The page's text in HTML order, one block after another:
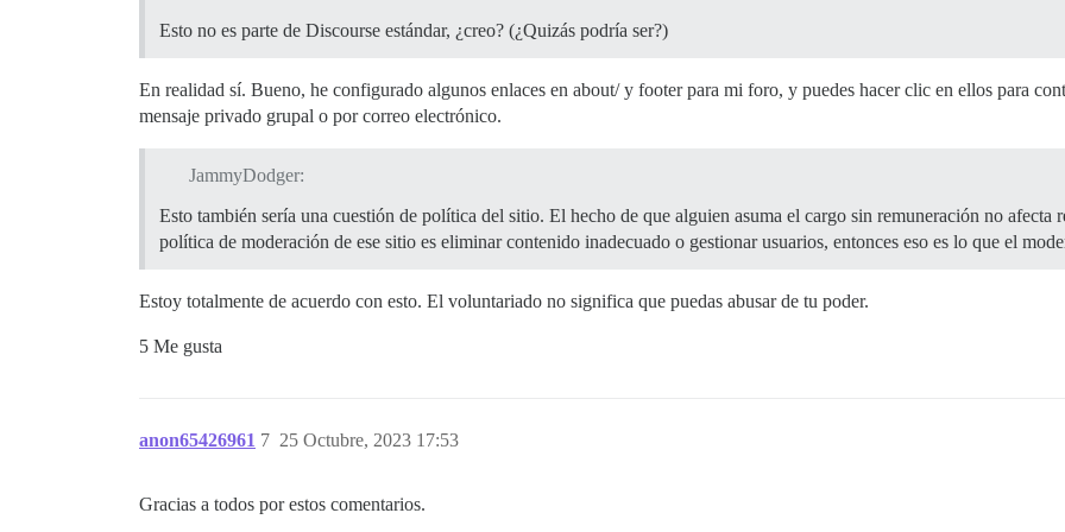
Esto no es parte de Discourse estándar, ¿creo? (¿Quizás podría ser?)
En realidad sí. Bueno, he configurado algunos enlaces en about/ y footer para mi foro, y puedes hacer clic en ellos para
mensaje privado grupal o por correo electrónico.
JammyDodger:
Esto también sería una cuestión de política del sitio. El hecho de que alguien asuma el cargo sin remuneración no afecta
política de moderación de ese sitio es eliminar contenido inadecuado o gestionar usuarios, entonces eso es lo que el
Estoy totalmente de acuerdo con esto. El voluntariado no significa que puedas abusar de tu poder.
5 Me gusta
anon65426961 25 Octubre, 2023 17:53
7
Gracias a todos por estos comentarios.